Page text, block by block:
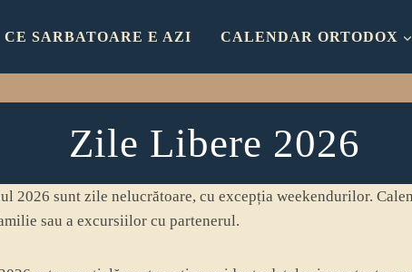
CE SARBATOARE E AZI CALENDAR ORTODOX
Zile Libere 2026
2026 sunt zile nelucrătoare, cu excepția weekendurilor.
sau a excursiilor cu partenerul.